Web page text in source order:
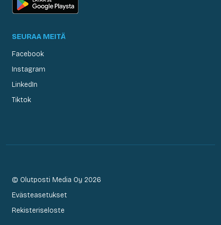
SEURAA MEITÄ
Facebook
Instagram
LinkedIn
Tiktok
© Olutposti Media Oy 2026
Evästeasetukset
Rekisteriseloste